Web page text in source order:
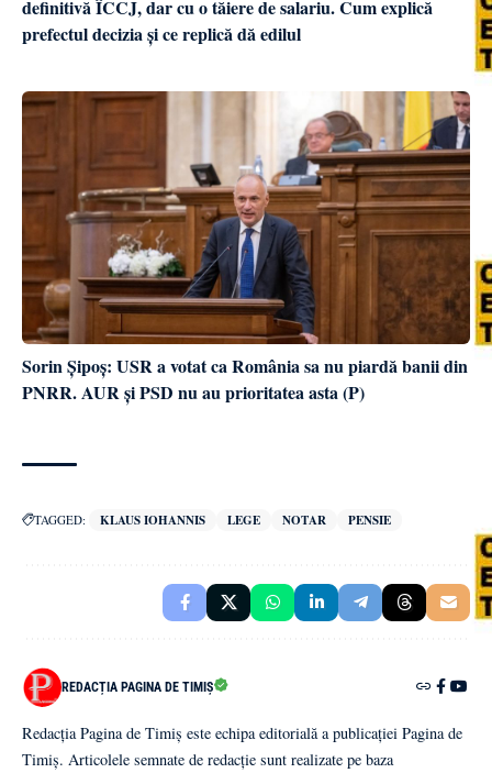
definitivă ÎCCJ, dar cu o tăiere de salariu. Cum explică
prefectul decizia și ce replică dă edilul
Sorin Șipoș: USR a votat ca România sa nu piardă banii din
PNRR. AUR și PSD nu au prioritatea asta (P)
TAGGED: KLAUS IOHANNIS LEGE NOTAR PENSIE
REDACȚIA PAGINA DE TIMIȘ
Redacția Pagina de Timiș este echipa editorială a publicației Pagina de
Timiș. Articolele semnate de redacție sunt realizate pe baza